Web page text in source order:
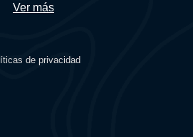
Ver más
de privacidad